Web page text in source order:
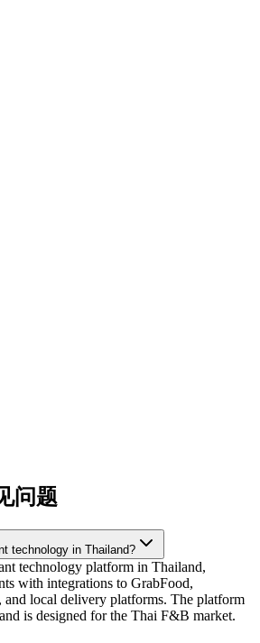
问题
technology in Thailand?
technology platform in Thailand,
with integrations to GrabFood,
and local delivery platforms. The platform
is designed for the Thai F&B market.